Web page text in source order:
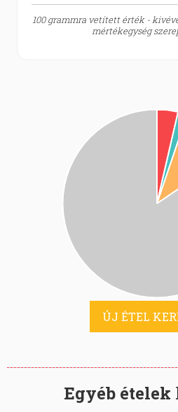
100 grammra vetített érték -
mértékegység
ÚJ ÉTEL
Egyéb ételek